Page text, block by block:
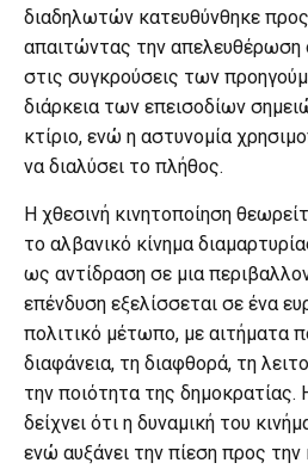
διαδηλωτών κατευθύνθηκε
απαιτώντας την απελευθέρωση
στις συγκρούσεις των
διάρκεια των επεισοδίων
κτίριο, ενώ η αστυνομία
να διαλύσει το πλήθος.
Η χθεσινή κινητοποίηση
το αλβανικό κίνημα
ως αντίδραση σε μια
επένδυση εξελίσσεται σε ένα
πολιτικό μέτωπο, με αιτήματα
διαφάνεια, τη διαφθορά, τη
την ποιότητα της δημοκρατίας.
δείχνει ότι η δυναμική του
ενώ αυξάνει την πίεση προς